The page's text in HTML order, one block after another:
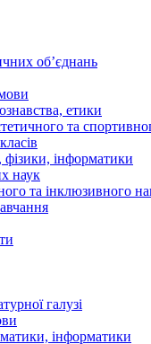
об’єднань
етики
та
інформатики
наук
та інклюзивного
галузі
інформатики